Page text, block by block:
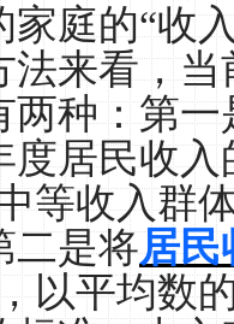
家庭的“收
法来看，当
两种：第一
度居民收
等收入群
二是将居民
以平均数